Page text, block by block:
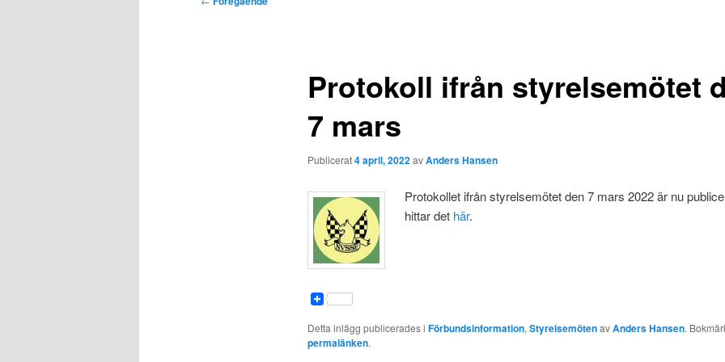
Protokoll ifrån styrelsemötet
7 mars
Publicerat4 april, 2022avAnders Hansen
Protokollet ifrån styrelsemötet den 7 mars 2022 är nu
hittar det här.
Detta inlägg publicerades i Förbundsinformation,StyrelsemötenavAnders Hansen.
permalänken.